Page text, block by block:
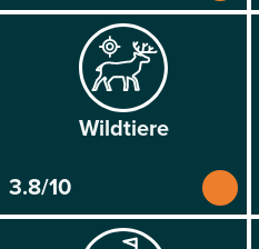
Wild­tiere
3.8/10